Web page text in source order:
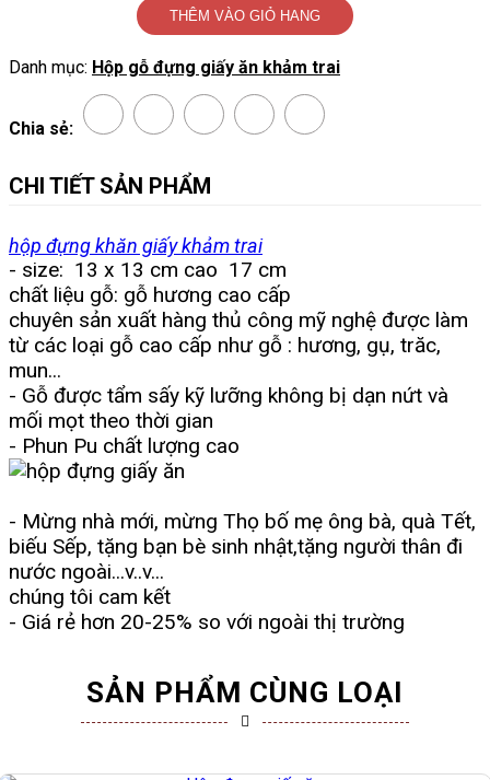
THÊM VÀO GIỎ HANG
Danh mục: Hộp gỗ đựng giấy ăn khảm trai
Chia sẻ:
CHI TIẾT SẢN PHẨM
hộp đựng khăn giấy khảm trai
- size: 13 x 13 cm cao 17 cm
chất liệu gỗ: gỗ hương cao cấp
chuyên sản xuất hàng thủ công mỹ nghệ được làm
từ các loại gỗ cao cấp như gỗ : hương, gụ, trăc,
mun...
- Gỗ được tẩm sấy kỹ lưỡng không bị dạn nứt và
mối mọt theo thời gian
- Phun Pu chất lượng cao
- Mừng nhà mới, mừng Thọ bố mẹ ông bà, quà Tết,
biếu Sếp, tặng bạn bè sinh nhật,tặng người thân đi
nước ngoài...v..v...
chúng tôi cam kết
- Giá rẻ hơn 20-25% so với ngoài thị trường
SẢN PHẨM CÙNG LOẠI